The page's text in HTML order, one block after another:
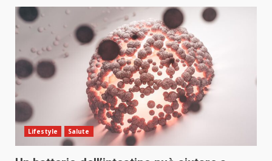
Lifestyle Salute